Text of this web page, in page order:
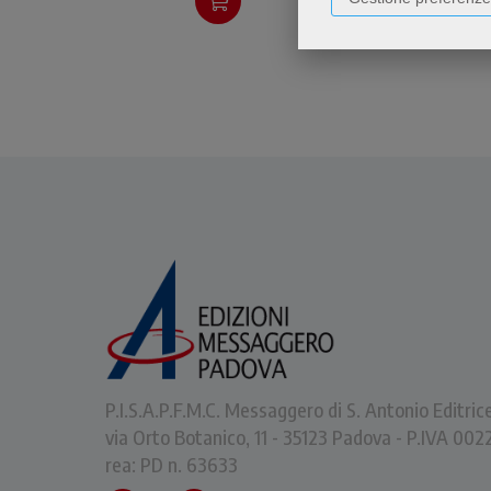
P.I.S.A.P.F.M.C. Messaggero di S. Antonio
via Orto Botanico, 11 - 35123 Padova - P.IVA
rea: PD n. 63633